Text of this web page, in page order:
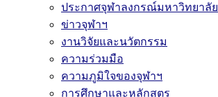
ประกาศจุฬาลงกรณ์มหาวิทยาลัย
ข่าวจุฬาฯ
งานวิจัยและนวัตกรรม
ความร่วมมือ
ความภูมิใจของจุฬาฯ
การศึกษาและหลักสูตร